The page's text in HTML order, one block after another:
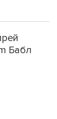
Бабл